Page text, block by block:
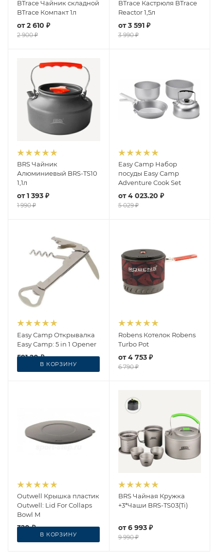
BTrace Чайник складной
BTrace Компакт 1л
от2 610 ₽
2 900 ₽
BTrace Кастрюля BTrace
Reactor 1,5л
от3 591 ₽
3 990 ₽
BRS Чайник
Алюминиевый BRS-TS10
1,1л
от1 393 ₽
1 990 ₽
Easy Camp Набор
посуды Easy Camp
Adventure Cook Set
от4 023.20 ₽
5 029 ₽
Easy Camp Открывалка
Easy Camp: 5 in 1 Opener
591.20₽
В КОРЗИНУ
Robens Котелок Robens
Turbo Pot
от4 753 ₽
6 790 ₽
Outwell Крышка пластик
Outwell: Lid For Collaps
Bowl M
320₽
В КОРЗИНУ
BRS Чайная Кружка
+3*Чаши BRS-TS03(Ti)
от6 993 ₽
9 990 ₽